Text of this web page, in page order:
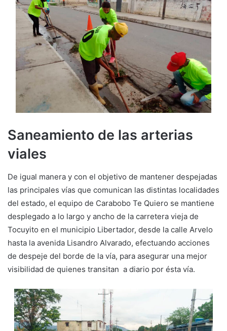
Saneamiento de las arterias
viales
De igual manera y con el objetivo de mantener despejadas
las principales vías que comunican las distintas localidades
del estado, el equipo de Carabobo Te Quiero se mantiene
desplegado a lo largo y ancho de la carretera vieja de
Tocuyito en el municipio Libertador, desde la calle Arvelo
hasta la avenida Lisandro Alvarado, efectuando acciones
de despeje del borde de la vía, para asegurar una mejor
visibilidad de quienes transitan a diario por ésta vía.